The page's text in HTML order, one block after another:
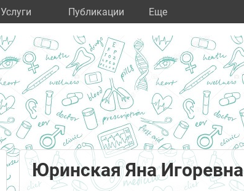
Услуги Публикации Eще
Юринская Яна Игоревна